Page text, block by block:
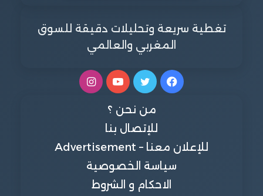
تغطية سريعة وتحليلات دقيقة للسوق
المغربي والعالمي
فيسبوكتويتر يوتيوبانستقرام
من نحن ؟
للإتصال بنا
للإعلان معنا – Advertisement
سياسة الخصوصية
الاحكام و الشروط